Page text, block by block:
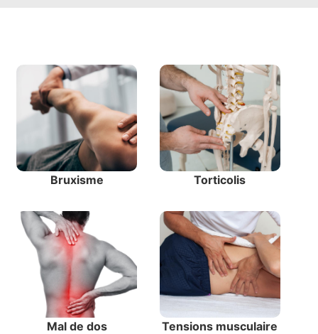
Bruxisme Torticolis
Mal de dos Tensions musculaire